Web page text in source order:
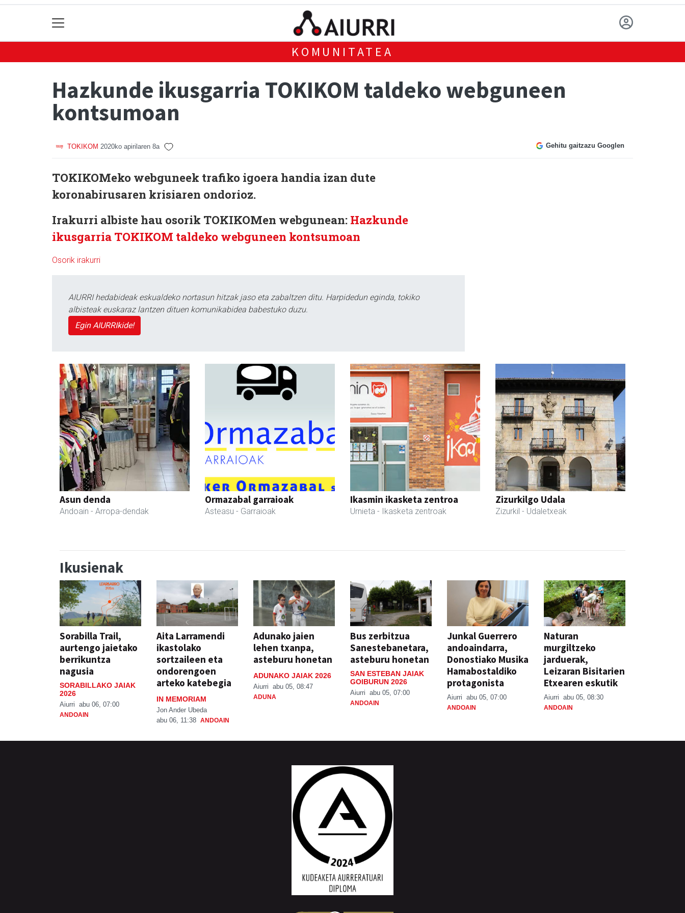
KOMUNITATEA
Hazkunde ikusgarria TOKIKOM taldeko webguneen
kontsumoan
TOKIKOM 2020ko apirilaren 8a Gehitu gaitzazu Googlen
TOKIKOMeko webguneek trafiko igoera handia izan dute
koronabirusaren krisiaren ondorioz.
Irakurri albiste hau osorik TOKIKOMen webgunean: Hazkunde
ikusgarria TOKIKOM taldeko webguneen kontsumoan
Osorik irakurri
AIURRI hedabideak eskualdeko nortasun hitzak jaso eta zabaltzen ditu. Harpidedun eginda, tokiko
albisteak euskaraz lantzen dituen komunikabidea babestuko duzu.
Egin AIURRIkide!
Asun denda
Andoain - Arropa-dendak
Ormazabal garraioak
Asteasu - Garraioak
Ikasmin ikasketa zentroa
Urnieta - Ikasketa zentroak
Zizurkilgo Udala
Zizurkil - Udaletxeak
Ikusienak
Sorabilla Trail,
aurtengo jaietako
berrikuntza
nagusia
SORABILLAKO JAIAK
2026
Aiurri abu 06, 07:00
ANDOAIN
Aita Larramendi
ikastolako
sortzaileen eta
ondorengoen
arteko katebegia
IN MEMORIAM
Jon Ander Ubeda
abu 06, 11:38 ANDOAIN
Adunako jaien
lehen txanpa,
asteburu honetan
ADUNAKO JAIAK 2026
Aiurri abu 05, 08:47
ADUNA
Bus zerbitzua
Sanestebanetara,
asteburu honetan
SAN ESTEBAN JAIAK
GOIBURUN 2026
Aiurri abu 05, 07:00
ANDOAIN
Junkal Guerrero
andoaindarra,
Donostiako Musika
Hamabostaldiko
protagonista
Aiurri abu 05, 07:00
ANDOAIN
Naturan
murgiltzeko
jarduerak,
Leizaran Bisitarien
Etxearen eskutik
Aiurri abu 05, 08:30
ANDOAIN